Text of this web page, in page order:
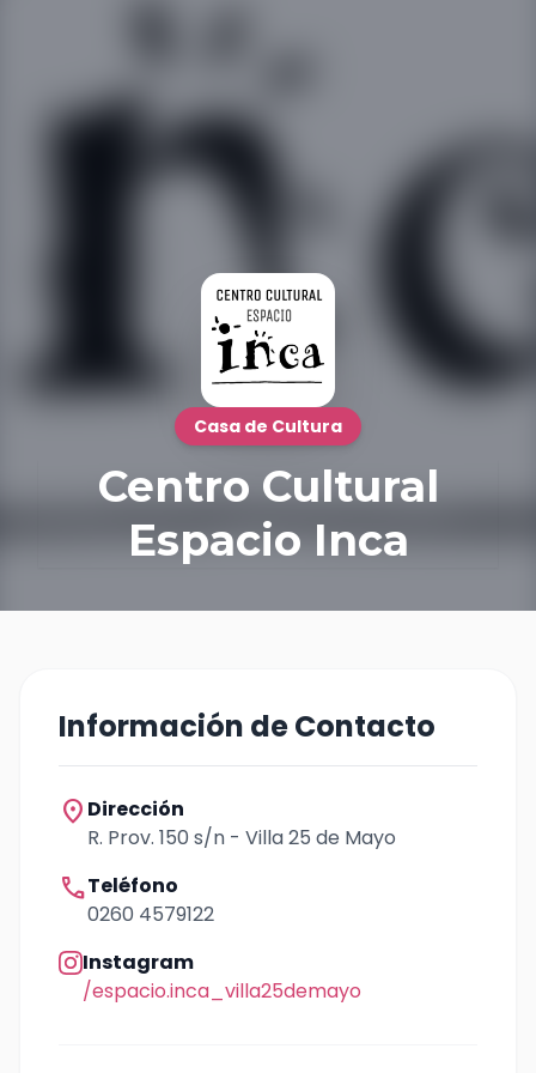
Casa de Cultura
Centro Cultural
Espacio Inca
Información de Contacto
location_on Dirección
R. Prov. 150 s/n - Villa 25 de Mayo
callTeléfono
0260 4579122
Instagram
/espacio.inca_villa25demayo